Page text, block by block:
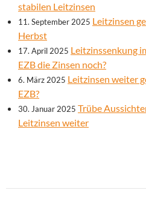
stabilen Leitzinsen
11. September 2025 Leitzinsen
Herbst
17. April 2025 Leitzinssenkung
EZB die Zinsen noch?
6. März 2025 Leitzinsen weiter
EZB?
30. Januar 2025 Trübe
Leitzinsen weiter